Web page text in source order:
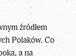
źródłem
Polaków. Co
a na